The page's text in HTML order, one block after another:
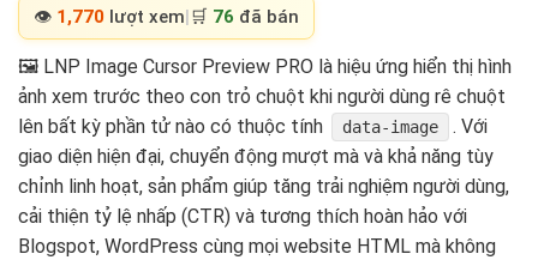
ratings
was:
129.000 ₫.
is:
99.000 ₫.
👁️ 1,770 lượt xem|🛒 76 đã bán
🖼️ LNP Image Cursor Preview PRO là hiệu ứng hiển thị hình
ảnh xem trước theo con trỏ chuột khi người dùng rê chuột
lên bất kỳ phần tử nào có thuộc tính
data-image
. Với
giao diện hiện đại, chuyển động mượt mà và khả năng tùy
chỉnh linh hoạt, sản phẩm giúp tăng trải nghiệm người dùng,
cải thiện tỷ lệ nhấp (CTR) và tương thích hoàn hảo với
Blogspot, WordPress cùng mọi website HTML mà không